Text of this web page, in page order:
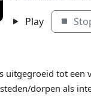
Play
uitgegroeid tot een
dorpen als